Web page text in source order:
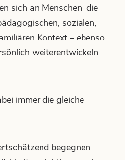
im Fokus.
sich an Menschen, die
sozialen,
Kontext – ebenso
weiterentwickeln
immer die gleiche
begegnen